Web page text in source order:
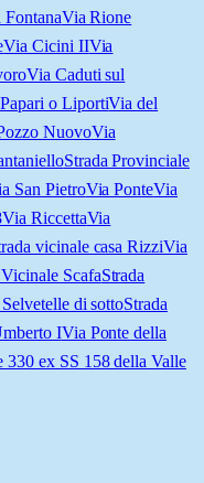
FontanaVia Rione
Via Cicini IIVia
Via Caduti sul
o LiportiVia del
NuovoVia
Strada Provinciale
San PietroVia PonteVia
Via RiccettaVia
vicinale casa RizziVia
ScafaStrada
di sottoStrada
IVia Ponte della
330 ex SS 158 della Valle